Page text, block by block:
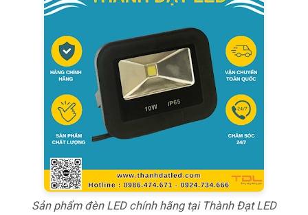
Sản phẩm đèn LED chính hãng tại Thành Đạt LED